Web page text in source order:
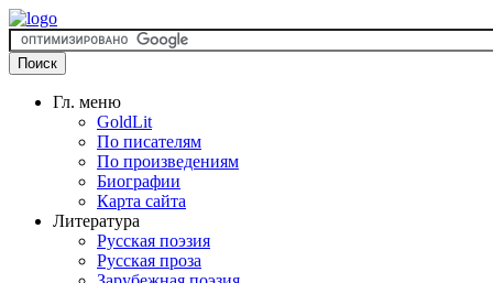
Гл. меню
GoldLit
По писателям
По произведениям
Биографии
Карта сайта
Литература
Русская поэзия
Русская проза